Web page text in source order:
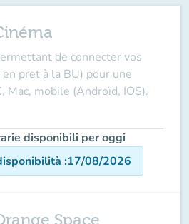
de connecter vos
pret à la BU) pour une
Mac, mobile (Androïd, IOS).
disponibili per oggi
:17/08/2026
Space